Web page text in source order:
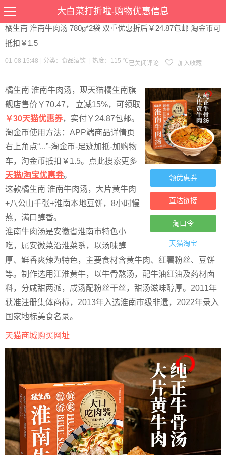
大白菜打折啦-购物优惠信息
当前位置： 优惠>食品酒饮>文章详情
橘生南 淮南牛肉汤 780g*2袋 双重优惠折后￥24.87包邮 淘金币可
抵扣￥1.5
01-08 15:48 分类： 食品酒饮 热度：115 ℃ 已关闭评论 加入收藏
领优惠券
直达链接
淘口令
天猫淘宝
橘生南 淮南牛肉汤，现天猫橘生南旗
舰店售价￥70.47， 立减15%，可领取
￥30天猫优惠券，实付￥24.87包邮。
淘金币使用方法：APP端商品详情页
右上角点“...”-淘金币-足迹加抵-加购物
车，淘金币抵扣￥1.5。点此搜索更多
天猫/淘宝优惠券。
这款橘生南 淮南牛肉汤，大片黄牛肉
+八公山千张+淮南本地豆饼，8小时慢
熬，满口醇香。
淮南牛肉汤是安徽省淮南市特色小
吃，属安徽菜沿淮菜系，以汤味醇
厚、鲜香爽辣为特色，主要食材含黄牛肉、红薯粉丝、豆饼
等。制作选用江淮黄牛，以牛骨熬汤，配牛油红油及药材卤
料，分咸甜两派，咸汤配粉丝干丝，甜汤滋味醇厚。2011年
获准注册集体商标，2013年入选淮南市级非遗，2022年录入
国家地标美食名录。
天猫商城购买网址